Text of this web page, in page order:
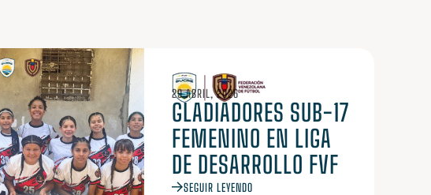
29 ABRIL, 2026
GLADIADORES SUB-17
FEMENINO EN LIGA
DE DESARROLLO FVF
SEGUIR LEYENDO